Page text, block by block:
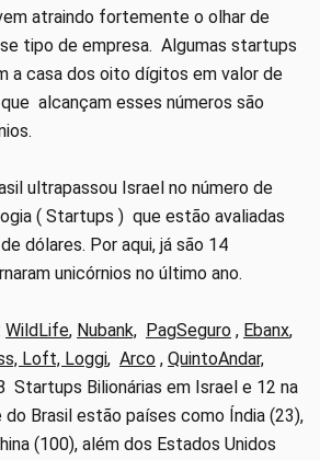
atraindo fortemente o olhar de
tipo de empresa. Algumas startups
a casa dos oito dígitos em valor de
alcançam esses números são
ultrapassou Israel no número de
( Startups ) que estão avaliadas
dólares. Por aqui, já são 14
unicórnios no último ano.
WildLife, Nubank, PagSeguro , Ebanx,
Loft, Loggi, Arco , QuintoAndar,
Startups Bilionárias em Israel e 12 na
do Brasil estão países como Índia (23),
(100), além dos Estados Unidos